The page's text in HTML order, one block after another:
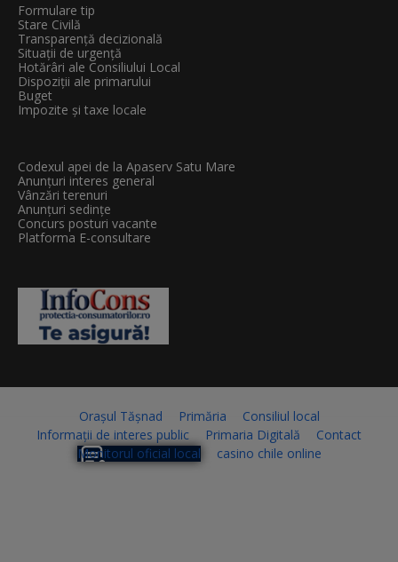
Formulare tip
Stare Civilă
Transparenţă decizională
Situații de urgență
Hotărâri ale Consiliului Local
Dispoziții ale primarului
Buget
Impozite și taxe locale
Codexul apei de la Apaserv Satu Mare
Anunțuri interes general
Vânzări terenuri
Anunțuri sedințe
Concurs posturi vacante
Platforma E-consultare
Orașul Tășnad Primăria
Consiliul local
Informații de interes public
Primaria Digitală
Contact
Monitorul oficial local
casino chile online